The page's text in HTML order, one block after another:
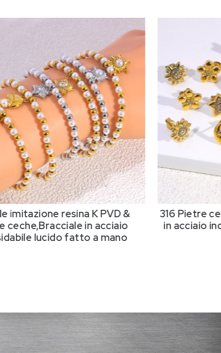
imitazione resina K PVD &
ceche,Bracciale in acciaio
lucido fatto a mano
316 Pietre
in acciaio